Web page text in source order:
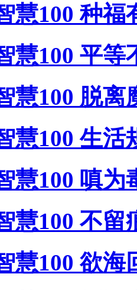
慧100 种福
慧100 平等
慧100 脱离
慧100 生活
慧100 嗔为
慧100 不留
慧100 欲海